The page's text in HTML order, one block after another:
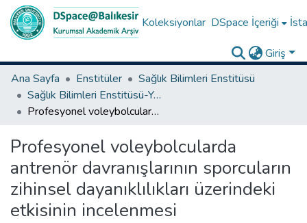
Koleksiyonlar DSpace İçeriği
Giriş
Ana Sayfa
Enstitüler
Sağlık Bilimleri Enstitüsü
Sağlık Bilimleri Enstitüsü-Yüksek Lisans Tezleri
Profesyonel voleybolcularda antrenör davranışlarının sporcuların zihinsel dayanıklılıkları üzerindeki etkisinin incelenmesi
Profesyonel voleybolcularda
antrenör davranışlarının sporcuların
zihinsel dayanıklılıkları üzerindeki
etkisinin incelenmesi